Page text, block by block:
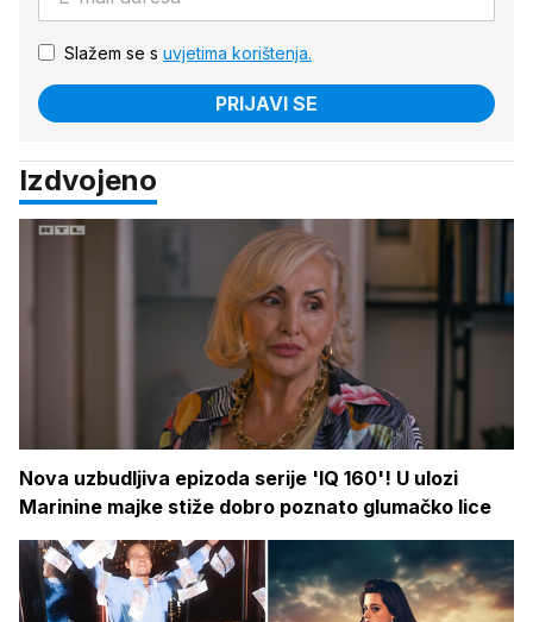
Slažem se s uvjetima korištenja.
PRIJAVI SE
Izdvojeno
Nova uzbudljiva epizoda serije 'IQ 160'! U ulozi
Marinine majke stiže dobro poznato glumačko lice